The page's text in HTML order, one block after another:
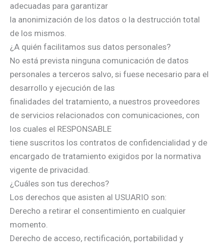
adecuadas para garantizar
la anonimización de los datos o la destrucción total
de los mismos.
¿A quién facilitamos sus datos personales?
No está prevista ninguna comunicación de datos
personales a terceros salvo, si fuese necesario para el
desarrollo y ejecución de las
finalidades del tratamiento, a nuestros proveedores
de servicios relacionados con comunicaciones, con
los cuales el RESPONSABLE
tiene suscritos los contratos de confidencialidad y de
encargado de tratamiento exigidos por la normativa
vigente de privacidad.
¿Cuáles son tus derechos?
Los derechos que asisten al USUARIO son:
Derecho a retirar el consentimiento en cualquier
momento.
Derecho de acceso, rectificación, portabilidad y